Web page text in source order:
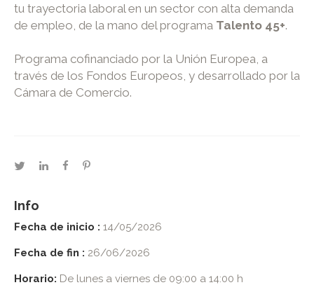
tu trayectoria laboral en un sector con alta demanda
de empleo, de la mano del programa Talento 45+.
Programa cofinanciado por la Unión Europea, a
través de los Fondos Europeos, y desarrollado por la
Cámara de Comercio.
twitterlinkedinfacebookpinterest
Info
Fecha de inicio : 14/05/2026
Fecha de fin : 26/06/2026
Horario: De lunes a viernes de 09:00 a 14:00 h